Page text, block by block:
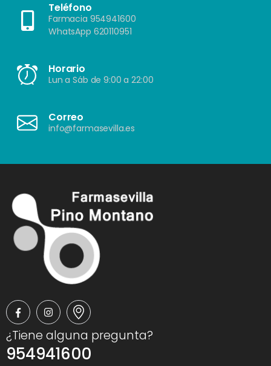
Teléfono
Farmacia 954941600
WhatsApp 620110951
Horario
Lun a Sáb de 9:00 a 22:00
Correo
info@farmasevilla.es
¿Tiene alguna pregunta?
954941600